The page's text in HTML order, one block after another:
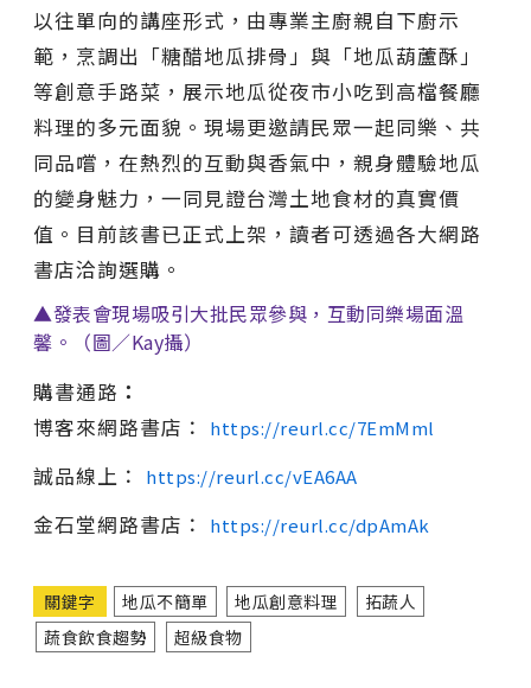
以往單向的講座形式，由專業主廚親自下廚示
範，烹調出「糖醋地瓜排骨」與「地瓜葫蘆酥」
等創意手路菜，展示地瓜從夜市小吃到高檔餐廳
料理的多元面貌。現場更邀請民眾一起同樂、共
同品嚐，在熱烈的互動與香氣中，親身體驗地瓜
的變身魅力，一同見證台灣土地食材的真實價
值。目前該書已正式上架，讀者可透過各大網路
書店洽詢選購。
▲發表會現場吸引大批民眾參與，互動同樂場面溫
馨。（圖／Kay攝）
購書通路 ：
博客來網路書店：
https://reurl.cc/7EmMml
誠品線上： https://reurl.cc/vEA6AA
金石堂網路書店： https://reurl.cc/dpAmAk
關鍵字 地瓜不簡單 地瓜創意料理
拓蔬人
蔬食飲食趨勢
超級食物